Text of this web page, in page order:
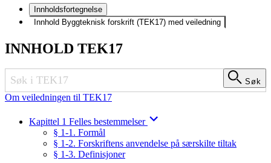
Innholdsfortegnelse
Innhold Byggteknisk forskrift (TEK17) med veiledning
INNHOLD TEK17
Søk
Om veiledningen til TEK17
Kapittel 1 Felles bestemmelser
§ 1-1. Formål
§ 1-2. Forskriftens anvendelse på særskilte tiltak
§ 1-3. Definisjoner